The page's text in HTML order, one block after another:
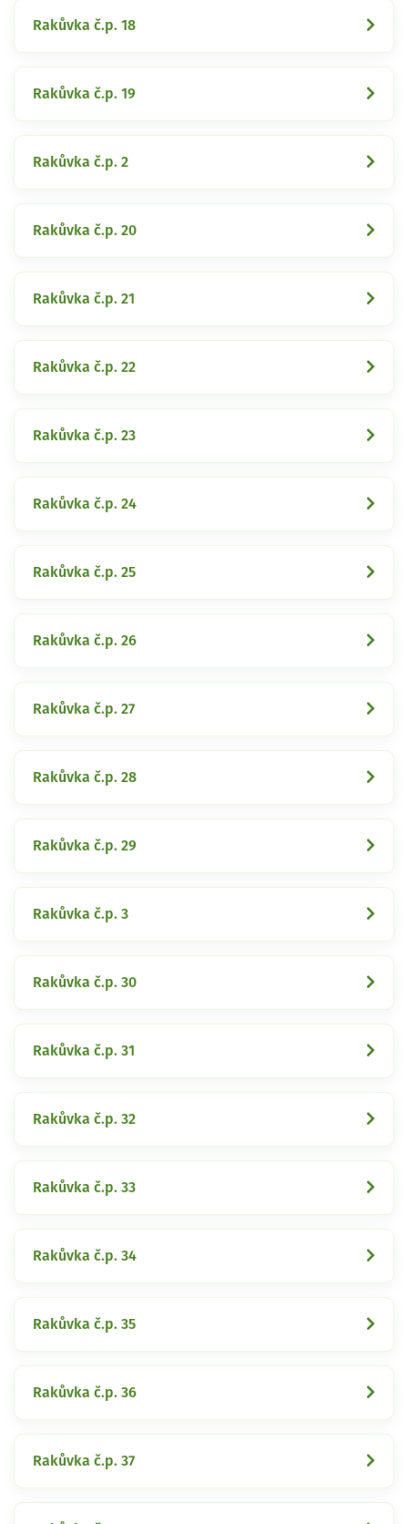
Rakůvka č.p. 18
Rakůvka č.p. 19
Rakůvka č.p. 2
Rakůvka č.p. 20
Rakůvka č.p. 21
Rakůvka č.p. 22
Rakůvka č.p. 23
Rakůvka č.p. 24
Rakůvka č.p. 25
Rakůvka č.p. 26
Rakůvka č.p. 27
Rakůvka č.p. 28
Rakůvka č.p. 29
Rakůvka č.p. 3
Rakůvka č.p. 30
Rakůvka č.p. 31
Rakůvka č.p. 32
Rakůvka č.p. 33
Rakůvka č.p. 34
Rakůvka č.p. 35
Rakůvka č.p. 36
Rakůvka č.p. 37